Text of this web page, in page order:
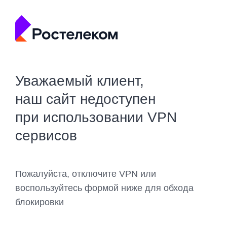
Уважаемый клиент,
наш сайт недоступен
при использовании VPN
сервисов
Пожалуйста, отключите VPN или
воспользуйтесь формой ниже для обхода
блокировки